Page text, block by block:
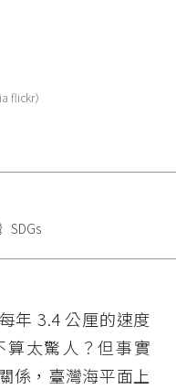
flickr）
年 3.4 公厘的速度
太驚人？但事實
係，臺灣海平面上
SDGs